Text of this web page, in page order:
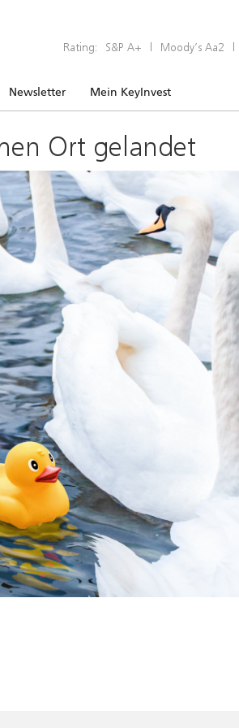
Rating: S&P A+ | Moody’s Aa2 |
Newsletter Mein KeyInvest
Ort gelandet